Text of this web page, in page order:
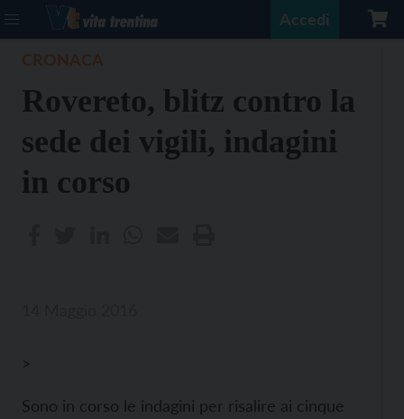
Accedi
Rovereto, blitz contro la
sede dei vigili, indagini
in corso
>
Sono in corso le indagini per risalire ai cinque